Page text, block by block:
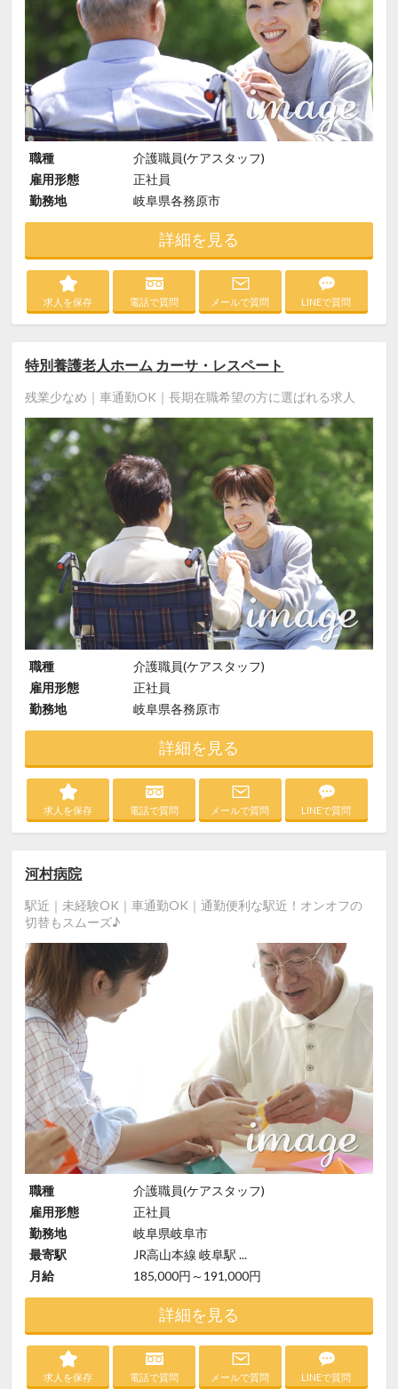
職種
介護職員(ケアスタッフ)
雇用形態
正社員
勤務地
岐阜県各務原市
詳細を見る
求人を保存 電話で質問 メールで質問 LINEで質問
特別養護老人ホーム カーサ・レスペート
残業少なめ｜車通勤OK｜長期在職希望の方に選ばれる求人
職種
介護職員(ケアスタッフ)
雇用形態
正社員
勤務地
岐阜県各務原市
詳細を見る
求人を保存 電話で質問 メールで質問 LINEで質問
河村病院
駅近｜未経験OK｜車通勤OK｜通勤便利な駅近！オンオフの
切替もスムーズ♪
職種
介護職員(ケアスタッフ)
雇用形態
正社員
勤務地
岐阜県岐阜市
最寄駅
JR高山本線 岐阜駅 ...
月給
185,000円～191,000円
詳細を見る
求人を保存 電話で質問 メールで質問 LINEで質問